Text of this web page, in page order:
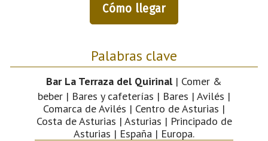
Cómo llegar
Palabras clave
Bar La Terraza del Quirinal| Comer &
beber | Bares y cafeterías | Bares | Avilés |
Comarca de Avilés | Centro de Asturias |
Costa de Asturias | Asturias | Principado de
Asturias | España | Europa.